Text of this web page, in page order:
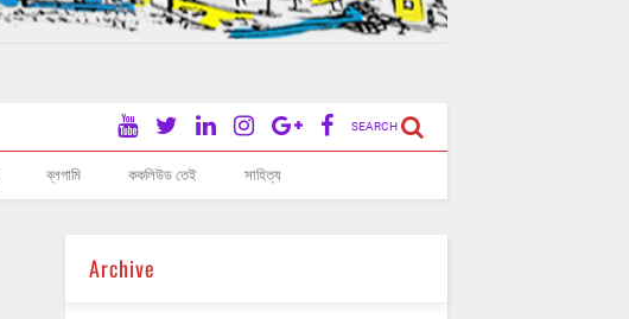
SEARCH
ব্লগামি ককলিউড তেই সাহিত্য
Archive